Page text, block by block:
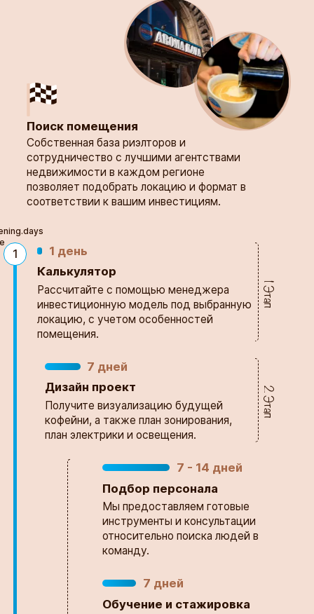
Поиск помещения
Собственная база риэлторов и
сотрудничество с лучшими агентствами
недвижимости в каждом регионе
позволяет подобрать локацию и формат в
соответствии к вашим инвестициям.
1
1 Этап
1 день
Калькулятор
Рассчитайте с помощью менеджера
инвестиционную модель под выбранную
локацию, с учетом особенностей
помещения.
2 Этап
7 дней
Дизайн проект
Получите визуализацию будущей
кофейни, а также план зонирования,
план электрики и освещения.
7 - 14 дней
Подбор персонала
Мы предоставляем готовые
инструменты и консультации
относительно поиска людей в
команду.
7 дней
Обучение и стажировка